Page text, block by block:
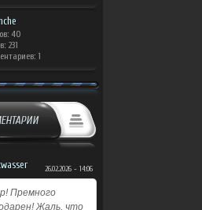
40
231
1
26.02.2026 - 14:06
Премного
Жаль, что